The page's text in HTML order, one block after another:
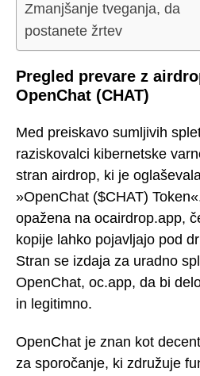
Zmanjšanje tveganja, da
postanete žrtev
Pregled prevare z
OpenChat (CHAT)
Med preiskavo sumljivih
raziskovalci kibernetske
stran airdrop, ki je
»OpenChat ($CHAT)
opažena na ocairdrop.app,
kopije lahko pojavljajo pod
Stran se izdaja za uradno
OpenChat, oc.app, da bi
in legitimno.
OpenChat je znan kot
za sporočanje, ki združuje